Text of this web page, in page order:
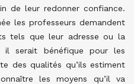
de leur redonner confiance.
les professeurs demandent
tels que leur adresse ou la
il serait bénéfique pour les
des qualités qu’ils estiment
les moyens qu’il va